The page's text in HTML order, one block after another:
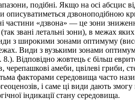
подібні. Якщо на осі абсцис
описуватиметься дзвоноподібною
«дзвона» — це зони
звані летальні зони), в межах
з широкими зонами оптимуму
Види з вузькими зонами
Відповідно жовтець є більш
амеби, цвілеві гриби,
факторами середовища часто
і саме ці види дають
індикації стану середовища.